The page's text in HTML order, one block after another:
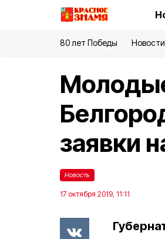
80 лет Победы Новости
заявки
Новость
17 октября 2019, 11:11